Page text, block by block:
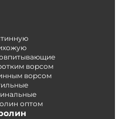
ворсом
ворсом
оптом